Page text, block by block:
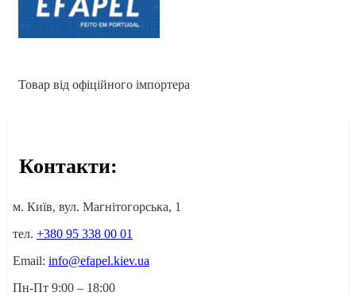
Товар від офіційного імпортера
Контакти:
м. Київ, вул. Магнітогорська, 1
тел. +380 95 338 00 01
Email: info@efapel.kiev.ua
Пн-Пт 9:00 – 18:00